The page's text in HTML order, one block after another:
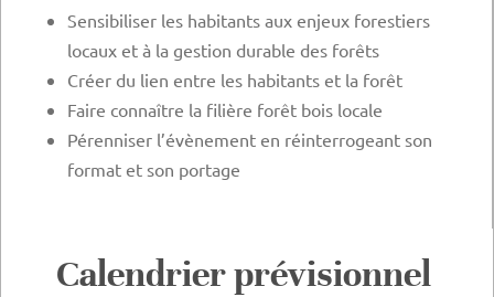
Sensibiliser les habitants aux enjeux forestiers
locaux et à la gestion durable des forêts
Créer du lien entre les habitants et la forêt
Faire connaître la filière forêt bois locale
Pérenniser l’évènement en réinterrogeant son
format et son portage
Calendrier prévisionnel